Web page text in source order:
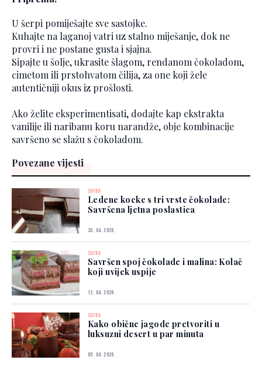
U šerpi pomiješajte sve sastojke.
Kuhajte na laganoj vatri uz stalno miješanje, dok ne
provri i ne postane gusta i sjajna.
Sipajte u šolje, ukrasite šlagom, rendanom čokoladom,
cimetom ili prstohvatom čilija, za one koji žele
autentičniji okus iz prošlosti.
Ako želite eksperimentisati, dodajte kap ekstrakta
vanilije ili naribanu koru narandže, obje kombinacije
savršeno se slažu s čokoladom.
Povezane vijesti
SOFRA
Ledene kocke s tri vrste čokolade:
Savršena ljetna poslastica
30. 04. 2026.
SOFRA
Savršen spoj čokolade i malina: Kolač
koji uvijek uspije
12. 04. 2026.
SOFRA
Kako obične jagode pretvoriti u
luksuzni desert u par minuta
09. 04. 2026.